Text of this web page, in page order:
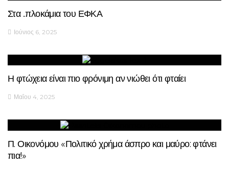
Στα ..πλοκάμια του ΕΦΚΑ
Ιούνιος 6, 2025
Η φτώχεια είναι πιο φρόνιμη αν νιώθει ότι φταίει
Μαΐου 4, 2025
Π. Οικονόμου «Πολιτικό χρήμα άσπρο και μαύρο: φτάνει
πια!»